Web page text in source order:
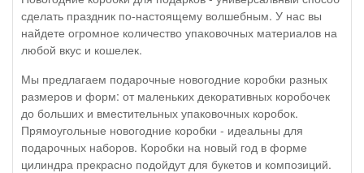
сделать праздник по-настоящему волшебным. У нас вы
найдете огромное количество упаковочных материалов на
любой вкус и кошелек.
Мы предлагаем подарочные новогодние коробки разных
размеров и форм: от маленьких декоративных коробочек
до больших и вместительных упаковочных коробок.
Прямоугольные новогодние коробки - идеальны для
подарочных наборов. Коробки на новый год в форме
цилиндра прекрасно подойдут для букетов и композиций.